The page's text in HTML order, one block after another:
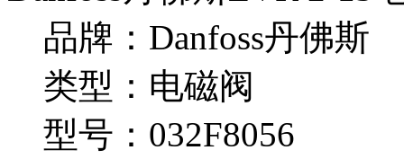
品牌：Danfoss丹佛斯
类型：电磁阀
型号：032F8056